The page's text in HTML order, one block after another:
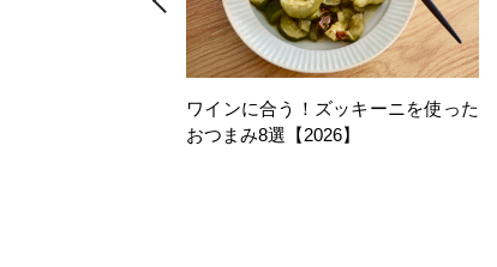
ワインに合う！ズッキーニを使った
おつまみ8選【2026】